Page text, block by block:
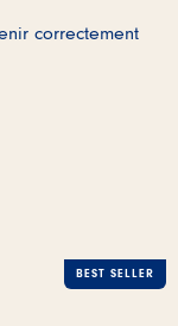
correctement
BEST SELLER